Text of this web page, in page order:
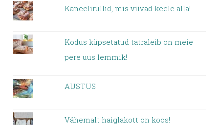
Kaneelirullid, mis viivad keele alla!
Kodus küpsetatud tatraleib on meie
pere uus lemmik!
AUSTUS
Vähemalt haiglakott on koos!